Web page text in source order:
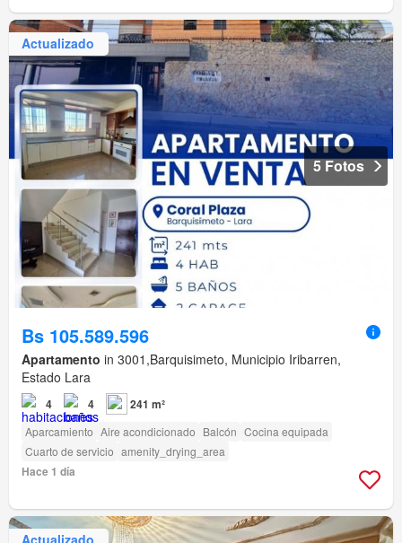
Actualizado
5 Fotos
Bs 105.589.596
Apartamento in 3001,Barquisimeto, Municipio Iribarren,
Estado Lara
4 4 241 m²
Aparcamiento Aire acondicionado Balcón Cocina equipada
Cuarto de servicio amenity_drying_area
Hace 1 día